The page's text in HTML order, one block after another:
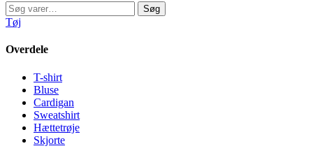
Søg
efter:
Søg
Tøj
Overdele
T-shirt
Bluse
Cardigan
Sweatshirt
Hættetrøje
Skjorte